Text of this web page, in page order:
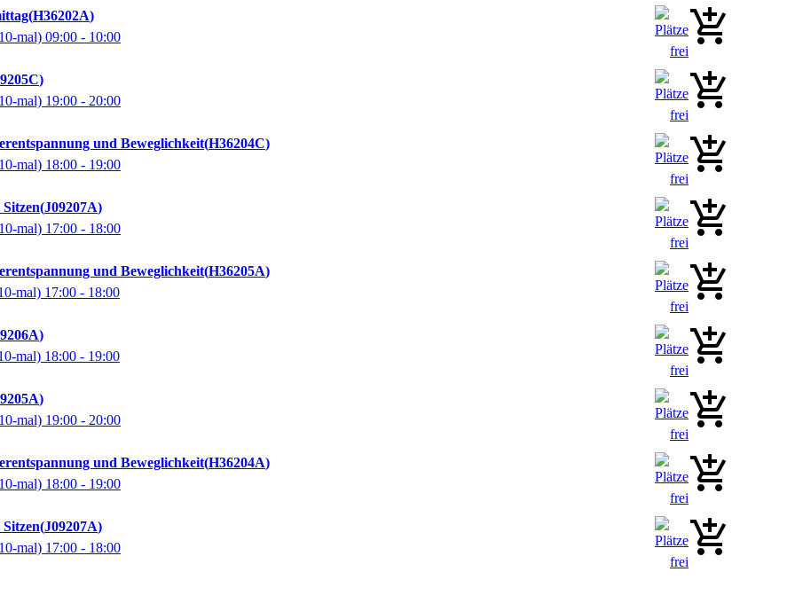
H36202A
mal) 09:00 - 10:00
mal) 19:00 - 20:00
und Beweglichkeit H36204C
mal) 18:00 - 19:00
J09207A
mal) 17:00 - 18:00
und Beweglichkeit H36205A
mal) 17:00 - 18:00
mal) 18:00 - 19:00
mal) 19:00 - 20:00
und Beweglichkeit H36204A
mal) 18:00 - 19:00
J09207A
mal) 17:00 - 18:00